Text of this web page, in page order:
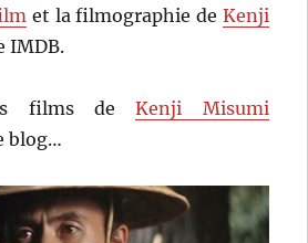
et la filmographie de Kenji
IMDB.
films deKenji Misumi
blog…